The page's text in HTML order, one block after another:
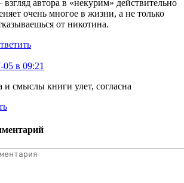
автора в «некурим» действительно
очень многое в жизни, а не только
от никотина.
05 в 09:21
и смыслы книги улет, согласна